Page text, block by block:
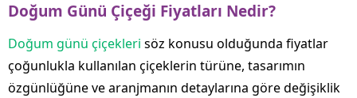
Doğum Günü Çiçeği Fiyatları Nedir?
Doğum günü çiçekleri söz konusu olduğunda fiyatlar
çoğunlukla kullanılan çiçeklerin türüne, tasarımın
özgünlüğüne ve aranjmanın detaylarına göre değişiklik